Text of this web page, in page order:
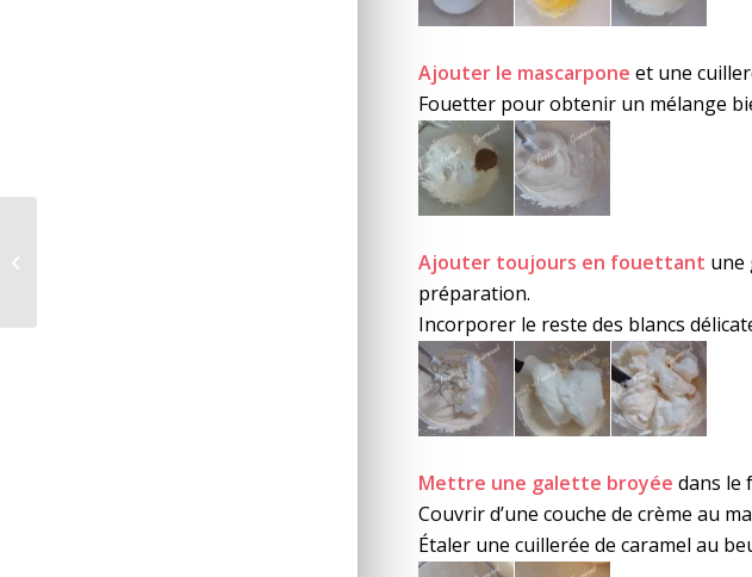
Ajouter le mascarpone et une
Fouetter pour obtenir un mélange
Ajouter toujours en fouettant une
préparation.
Incorporer le reste des blancs
Mettre une galette broyée dans le
Couvrir d’une couche de crème au
Étaler une cuillerée de caramel au